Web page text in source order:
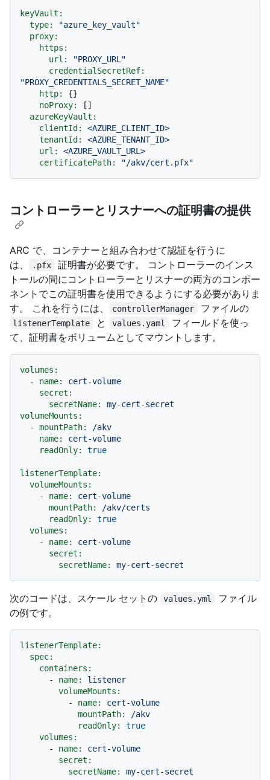
keyVault:
type:
"azure_key_vault"
proxy:
https:
url:
"PROXY_URL"
credentialSecretRef:
"PROXY_CREDENTIALS_SECRET_NAME"
http:
{}
noProxy:
[]
azureKeyVault:
clientId:
<AZURE_CLIENT_ID>
tenantId:
<AZURE_TENANT_ID>
url:
<AZURE_VAULT_URL>
certificatePath:
"/akv/cert.pfx"
コントローラーとリスナーへの証明書の提供
ARC で、コンテナーと組み合わせて認証を行うに
は、
.pfx
証明書が必要です。 コントローラーのインス
トールの間にコントローラーとリスナーの両方のコンポー
ネントでこの証明書を使用できるようにする必要がありま
す。 これを行うには、
controllerManager ファイルの
listenerTemplate と values.yaml
フィールドを使っ
て、証明書をボリュームとしてマウントします。
volumes:
-
name:
cert-volume
secret:
secretName:
my-cert-secret
volumeMounts:
-
mountPath:
/akv
name:
cert-volume
readOnly:
true
listenerTemplate:
volumeMounts:
-
name:
cert-volume
mountPath:
/akv/certs
readOnly:
true
volumes:
-
name:
cert-volume
secret:
secretName:
my-cert-secret
次のコードは、スケール セットの values.yml
ファイル
の例です。
listenerTemplate:
spec:
containers:
-
name:
listener
volumeMounts:
-
name:
cert-volume
mountPath:
/akv
readOnly:
true
volumes:
-
name:
cert-volume
secret:
secretName:
my-cert-secret